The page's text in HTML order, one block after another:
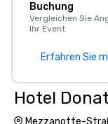
Buchung
Vergleichen Sie
Ihr Event
Erfahren Sie
Hotel
Mezzanotte-